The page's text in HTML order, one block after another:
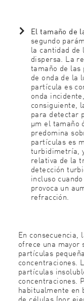
El tamaño de
segundo
la cantidad de
dispersa. La
tamaño de las
de onda de la
partícula es
onda
consiguiente,
para detectar
μm el tamaño
predomina
partículas es
turbidimetría,
relativa de la
detección
incluso
provoca un
refracción.
En consecuencia,
ofrece una mayor
partículas
concentraciones.
partículas
concentraciones.
habitualmente en